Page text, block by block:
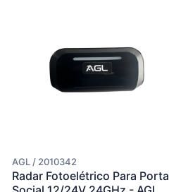
AGL / 2010342
Radar Fotoelétrico Para Porta